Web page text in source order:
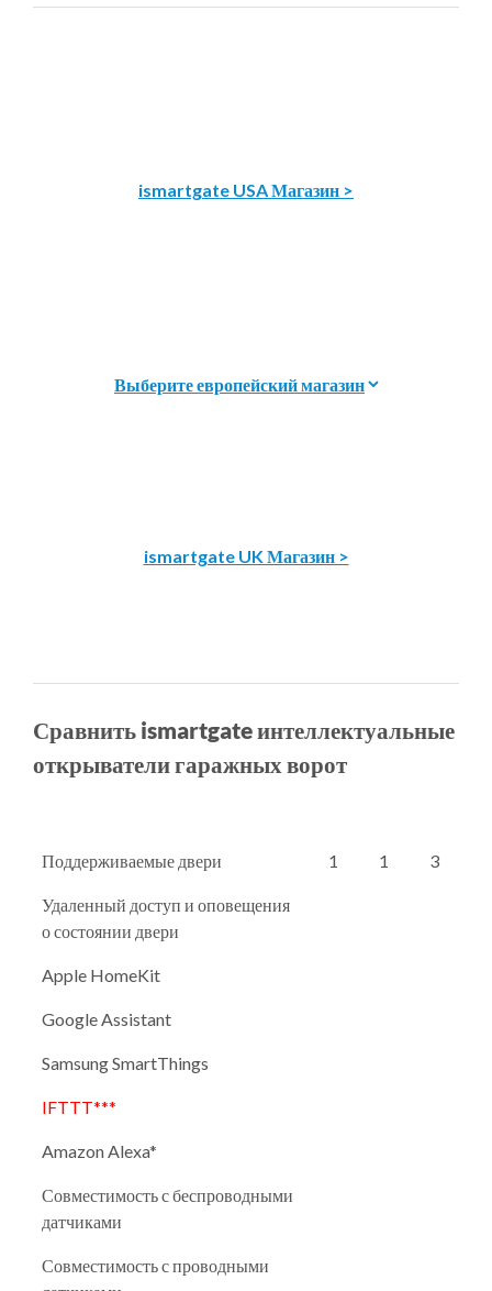
ismartgate USA Магазин >
ismartgate UK Магазин >
Сравнить ismartgate интеллектуальные
открыватели гаражных ворот
Поддерживаемые двери 1 1 3
Удаленный доступ и оповещения
о состоянии двери
Apple HomeKit
Google Assistant
Samsung SmartThings
IFTTT***
Amazon Alexa*
Совместимость с беспроводными
датчиками
Совместимость с проводными